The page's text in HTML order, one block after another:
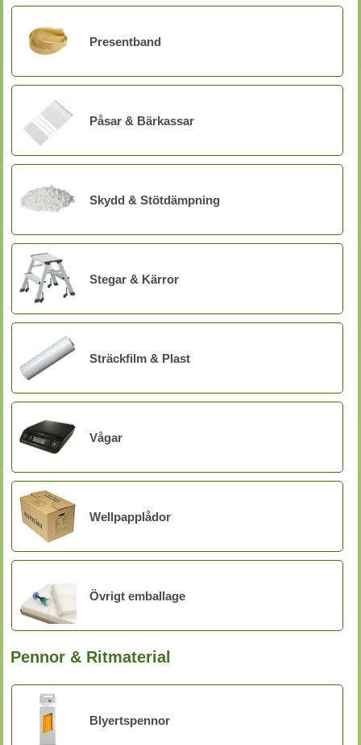
Presentband
Påsar & Bärkassar
Skydd & Stötdämpning
Stegar & Kärror
Sträckfilm & Plast
Vågar
Wellpapplådor
Övrigt emballage
Pennor & Ritmaterial
Blyertspennor